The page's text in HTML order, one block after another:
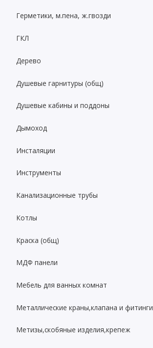
Герметики, м.пена, ж.гвозди
ГКЛ
Дерево
Душевые гарнитуры (общ)
Душевые кабины и поддоны
Дымоход
Инсталяции
Инструменты
Канализационные трубы
Котлы
Краска (общ)
МДФ панели
Мебель для ванных комнат
Металлические краны,клапана и фитинги
Метизы,скобяные изделия,крепеж